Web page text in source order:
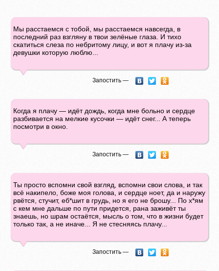
Мы расстаемся с тобой, мы расстаемся навсегда, в
последний раз взгляну в твои зелёные глаза. И тихо
скатиться слеза по небритому лицу, и вот я плачу из-за
девушки которую люблю...
Запостить —
Когда я плачу — идёт дождь, когда мне больно и сердце
разбивается на мелкие кусочки — идёт снег... А теперь
посмотри в окно.
Запостить —
Ты просто вспомни свой взгляд, вспомни свои слова, и так
всё накипело, боже моя голова, и сердце ноет, да и наружу
рвётся, стучит, еб*шит в грудь, но я его не брошу... По х*ям
с кем мне дальше по пути придется, рана заживёт ты
знаешь, но шрам остаётся, мысль о том, что в жизни будет
только так, а не иначе... Я не стесняясь плачу...
Запостить —